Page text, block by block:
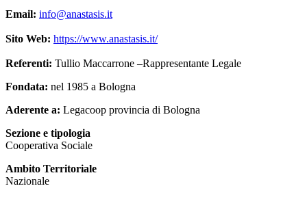
Email: info@anastasis.it
Sito Web: https://www.anastasis.it/
Referenti: Tullio Maccarrone –Rappresentante Legale
Fondata: nel 1985 a Bologna
Aderente a: Legacoop provincia di Bologna
Sezione e tipologia
Cooperativa Sociale
Ambito Territoriale
Nazionale